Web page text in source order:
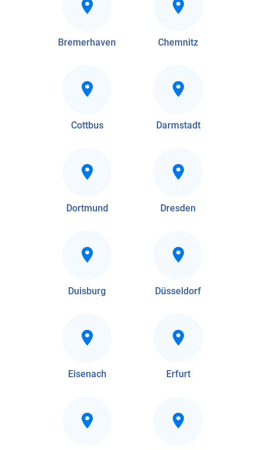
Bremerhaven Chemnitz
Cottbus Darmstadt
Dortmund Dresden
Duisburg Düsseldorf
Eisenach Erfurt